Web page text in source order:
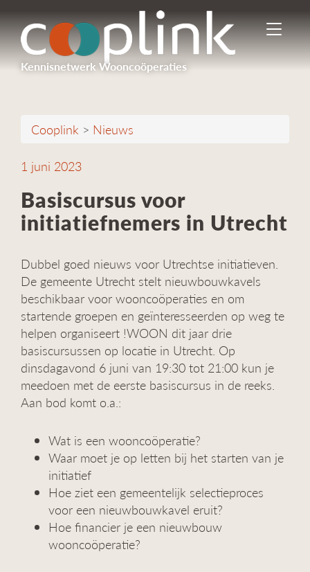
Kennisnetwerk Wooncoöperaties
I
n
-
l
e
n
g
Cooplink > Nieuws
1 juni 2023
Basiscursus voor
initiatiefnemers in Utrecht
Dubbel goed nieuws voor Utrechtse initiatieven.
De gemeente Utrecht stelt nieuwbouwkavels
beschikbaar voor wooncoöperaties en om
startende groepen en geïnteresseerden op weg te
helpen organiseert !WOON dit jaar drie
basiscursussen op locatie in Utrecht. Op
dinsdagavond 6 juni van 19:30 tot 21:00 kun je
meedoen met de eerste basiscursus in de reeks.
Aan bod komt o.a.:
Wat is een wooncoöperatie?
Waar moet je op letten bij het starten van je
initiatief
Hoe ziet een gemeentelijk selectieproces
voor een nieuwbouwkavel eruit?
Hoe financier je een nieuwbouw
wooncoöperatie?